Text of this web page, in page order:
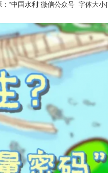
“中国水利”微信公众号 字体大小[
行业协会接连发公告